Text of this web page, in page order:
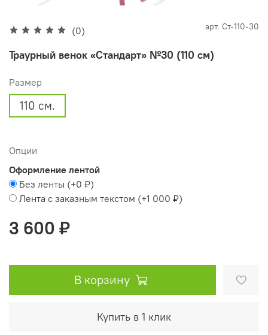
(0) арт. Ст-110-30
Траурный венок «Стандарт» №30 (110 см)
Размер
110 см.
Опции
Оформление лентой
Без ленты (+0 ₽)
Лента с заказным текстом (+1 000 ₽)
3 600 ₽
В корзину
Купить в 1 клик